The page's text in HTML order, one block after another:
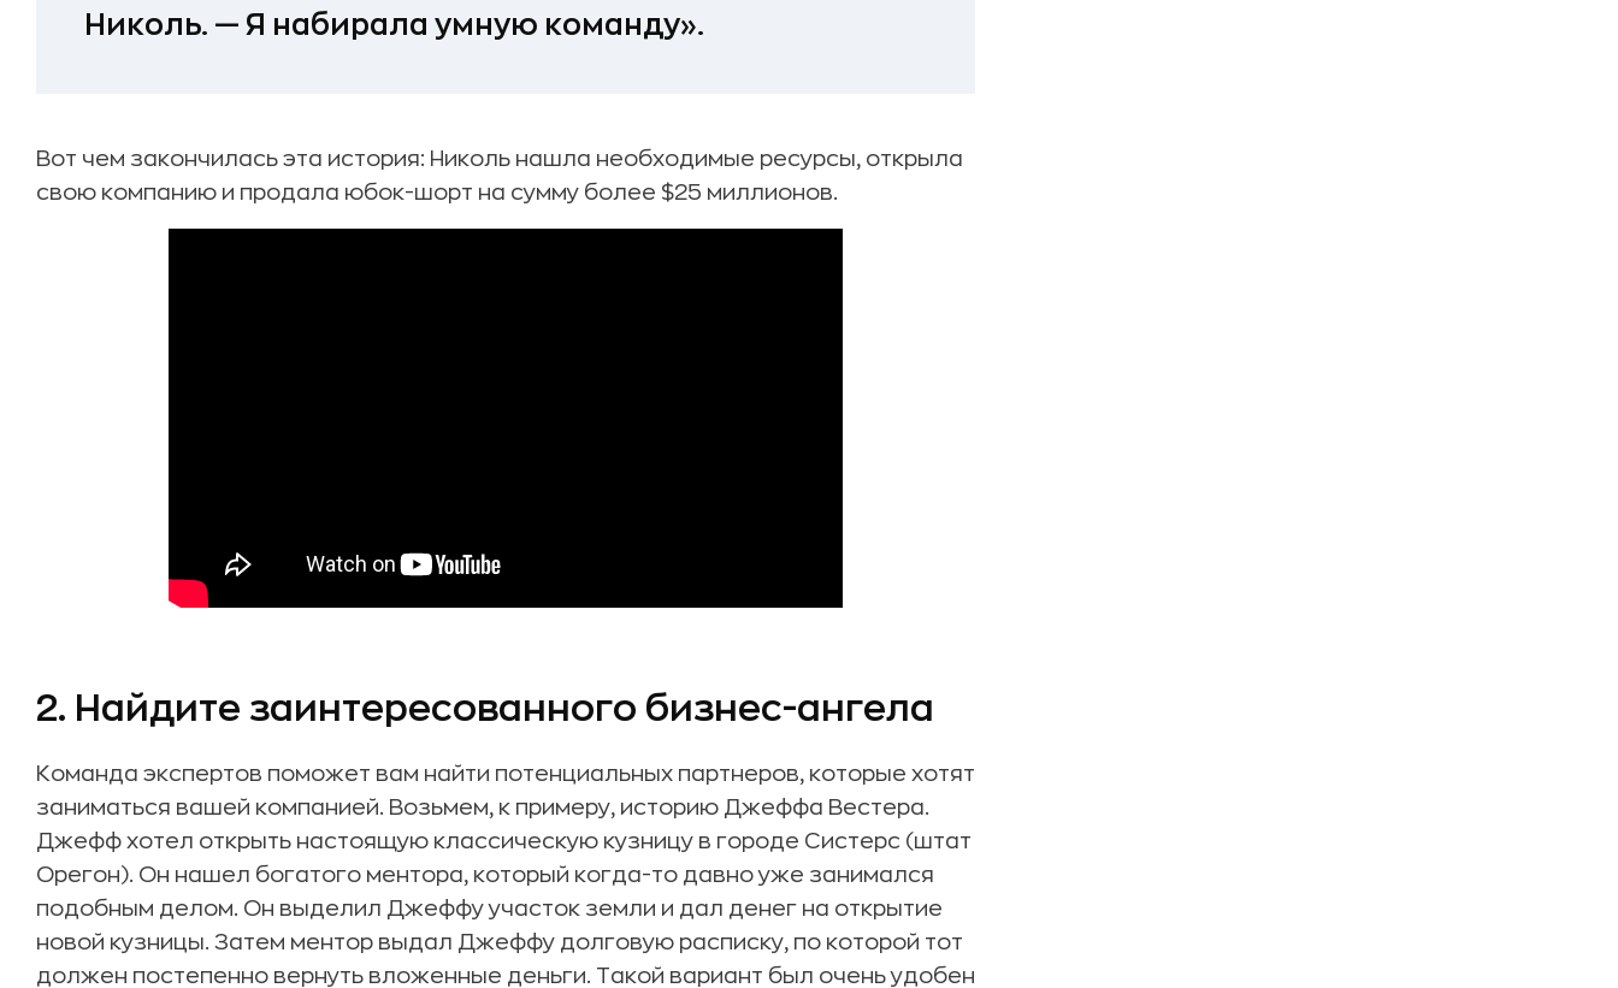
Николь. — Я набирала умную команду».
Вот чем закончилась эта история: Николь нашла необходимые ресурсы, открыла
свою компанию и продала юбок-шорт на сумму более $25 миллионов.
2. Найдите заинтересованного бизнес-ангела
Команда экспертов поможет вам найти потенциальных партнеров, которые хотят
заниматься вашей компанией. Возьмем, к примеру, историю Джеффа Вестера.
Джефф хотел открыть настоящую классическую кузницу в городе Систерс (штат
Орегон). Он нашел богатого ментора, который когда-то давно уже занимался
подобным делом. Он выделил Джеффу участок земли и дал денег на открытие
новой кузницы. Затем ментор выдал Джеффу долговую расписку, по которой тот
должен постепенно вернуть вложенные деньги. Такой вариант был очень удобен